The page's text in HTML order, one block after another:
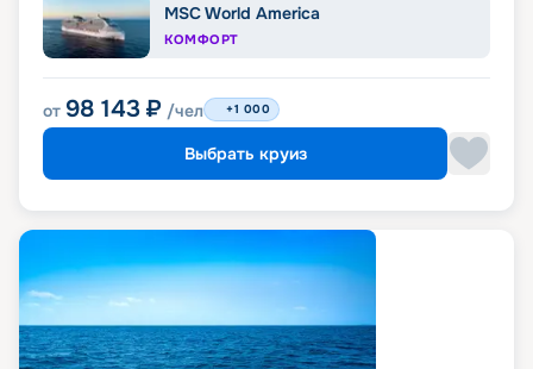
MSC World America
КОМФОРТ
от 98 143 ₽ /чел +1 000
Выбрать круиз